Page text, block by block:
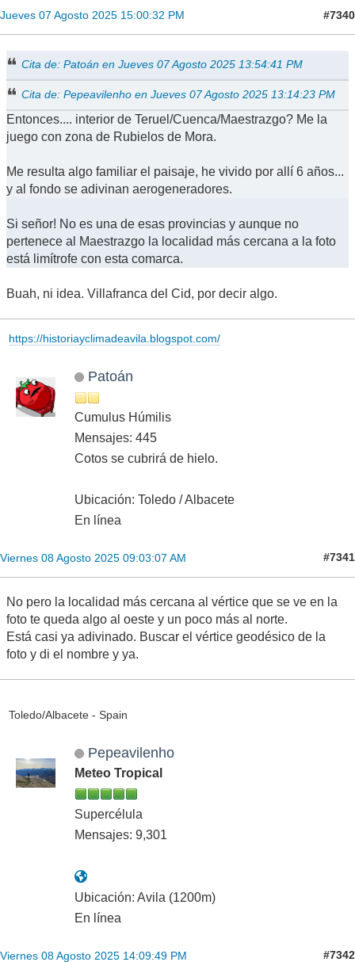
Jueves 07 Agosto 2025 15:00:32 PM #7340
Cita de: Patoán en Jueves 07 Agosto 2025 13:54:41 PM
Cita de: Pepeavilenho en Jueves 07 Agosto 2025 13:14:23 PM
Entonces.... interior de Teruel/Cuenca/Maestrazgo? Me la
juego con zona de Rubielos de Mora.
Me resulta algo familiar el paisaje, he vivido por allí 6 años...
y al fondo se adivinan aerogeneradores.
Si señor! No es una de esas provincias y aunque no
pertenece al Maestrazgo la localidad más cercana a la foto
está limítrofe con esta comarca.
Buah, ni idea. Villafranca del Cid, por decir algo.
https://historiayclimadeavila.blogspot.com/
Patoán
Cumulus Húmilis
Mensajes: 445
Cotos se cubrirá de hielo.
Ubicación: Toledo / Albacete
En línea
Viernes 08 Agosto 2025 09:03:07 AM #7341
No pero la localidad más cercana al vértice que se ve en la
foto te queda algo al oeste y un poco más al norte.
Está casi ya adivinado. Buscar el vértice geodésico de la
foto y di el nombre y ya.
Toledo/Albacete - Spain
Pepeavilenho
Meteo Tropical
Supercélula
Mensajes: 9,301
Ubicación: Avila (1200m)
En línea
Viernes 08 Agosto 2025 14:09:49 PM #7342